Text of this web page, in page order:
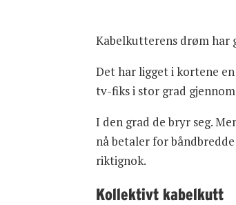
Kabelkutterens drøm har
Det har ligget i kortene
tv-fiks i stor grad
I den grad de bryr seg.
nå betaler for
riktignok.
Kollektivt kabelkutt